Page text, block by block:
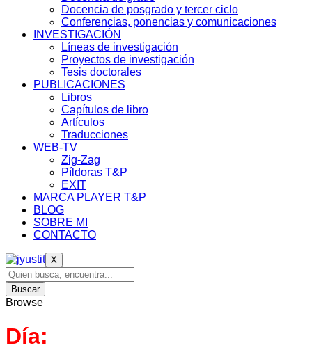
Docencia de posgrado y tercer ciclo
Conferencias, ponencias y comunicaciones
INVESTIGACIÓN
Líneas de investigación
Proyectos de investigación
Tesis doctorales
PUBLICACIONES
Libros
Capítulos de libro
Artículos
Traducciones
WEB-TV
Zig-Zag
Píldoras T&P
EXIT
MARCA PLAYER T&P
BLOG
SOBRE MI
CONTACTO
X
Buscar
Browse
Día: